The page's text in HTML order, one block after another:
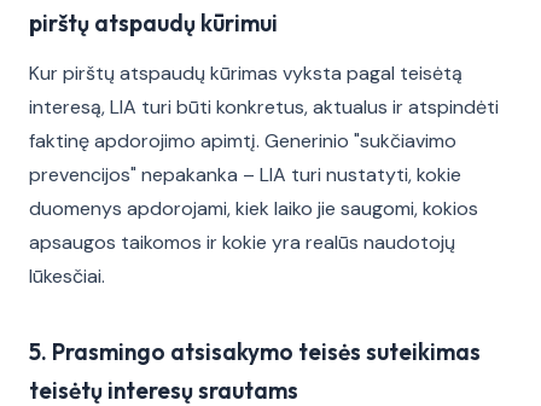
pirštų atspaudų kūrimui
Kur pirštų atspaudų kūrimas vyksta pagal teisėtą
interesą, LIA turi būti konkretus, aktualus ir atspindėti
faktinę apdorojimo apimtį. Generinio "sukčiavimo
prevencijos" nepakanka – LIA turi nustatyti, kokie
duomenys apdorojami, kiek laiko jie saugomi, kokios
apsaugos taikomos ir kokie yra realūs naudotojų
lūkesčiai.
5. Prasmingo atsisakymo teisės suteikimas
teisėtų interesų srautams